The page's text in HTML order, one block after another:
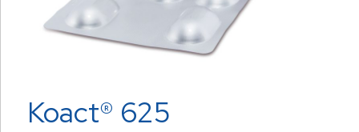
Koact® 625